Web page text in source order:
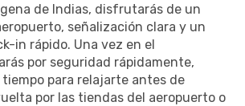
de Indias, disfrutarás de un
señalización clara y un
in rápido. Una vez en el
por seguridad rápidamente,
para relajarte antes de
por las tiendas del aeropuerto o